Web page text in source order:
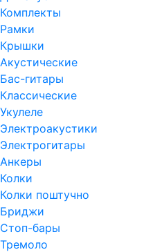
Комплекты
Рамки
Крышки
Акустические
Бас-гитары
Классические
Укулеле
Электроакустики
Электрогитары
Анкеры
Колки
Колки поштучно
Бриджи
Стоп-бары
Тремоло